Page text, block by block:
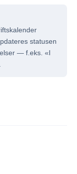
statusen
— f.eks. «I